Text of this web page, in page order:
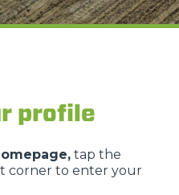
profile
tap the
corner to enter your